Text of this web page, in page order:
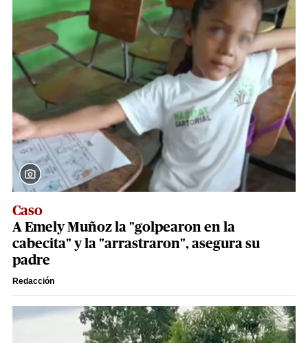
Caso
A Emely Muñoz la "golpearon en la
cabecita" y la "arrastraron", asegura su
padre
Redacción